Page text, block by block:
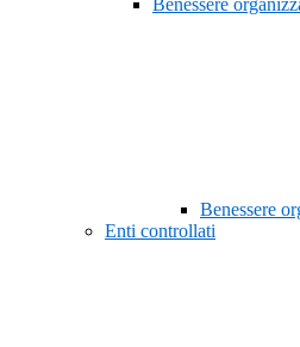
Benessere
Benessere
Enti controllati